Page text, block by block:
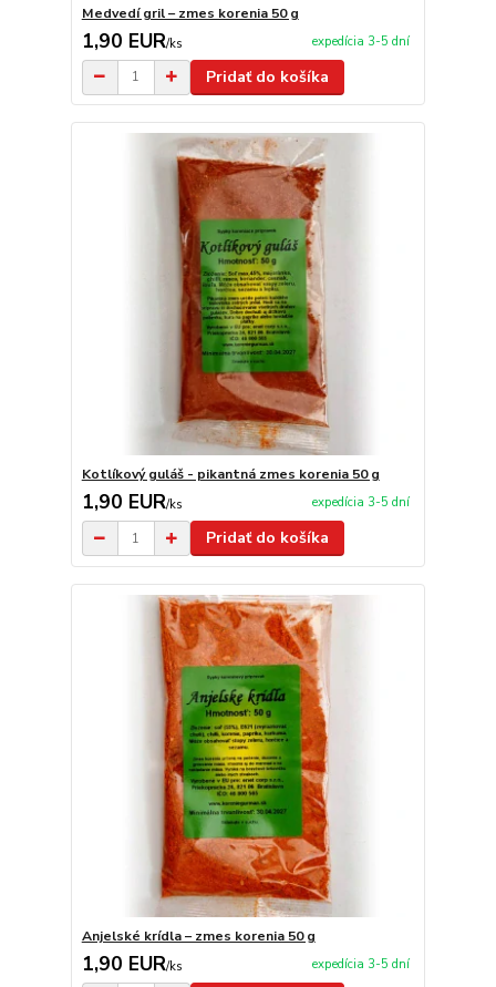
Medvedí gril – zmes korenia 50 g
1,90 EUR/ks expedícia 3-5 dní
Pridať do košíka
Kotlíkový guláš - pikantná zmes korenia 50 g
1,90 EUR/ks expedícia 3-5 dní
Pridať do košíka
Anjelské krídla – zmes korenia 50 g
1,90 EUR/ks expedícia 3-5 dní